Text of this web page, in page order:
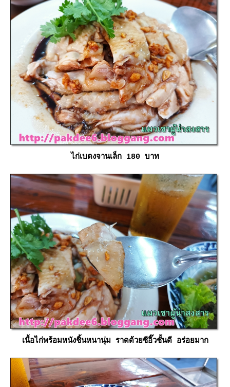
ไก่เบตงจานเล็ก 180 บาท
เนื้อไก่พร้อมหนังชิ้นหนานุ่ม ราดด้วยซีอิ๊วชั้นดี อร่อยมาก